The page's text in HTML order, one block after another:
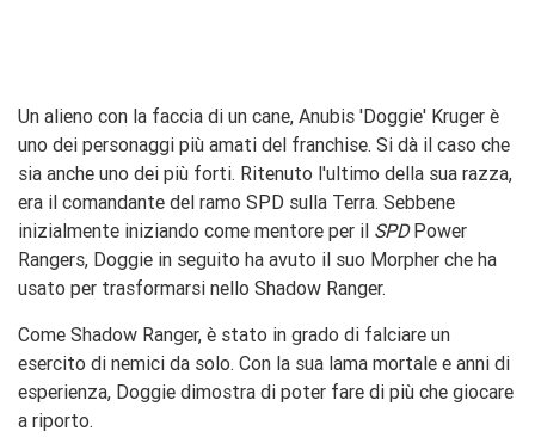
Un alieno con la faccia di un cane, Anubis 'Doggie' Kruger è
uno dei personaggi più amati del franchise. Si dà il caso che
sia anche uno dei più forti. Ritenuto l'ultimo della sua razza,
era il comandante del ramo SPD sulla Terra. Sebbene
inizialmente iniziando come mentore per il SPDPower
Rangers, Doggie in seguito ha avuto il suo Morpher che ha
usato per trasformarsi nello Shadow Ranger.
Come Shadow Ranger, è stato in grado di falciare un
esercito di nemici da solo. Con la sua lama mortale e anni di
esperienza, Doggie dimostra di poter fare di più che giocare
a riporto.